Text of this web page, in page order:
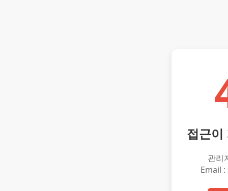
접근이
관리
Email